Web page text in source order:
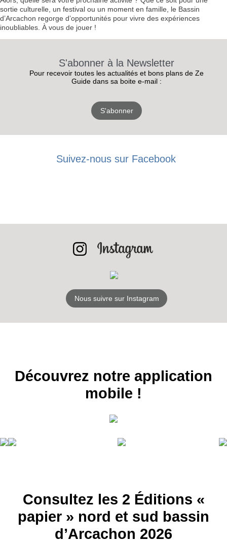
S'ABONNER
sortie culturelle, un festival ou un moment en famille, le Bassin
d’Arcachon regorge d’opportunités pour vivre des expériences
inoubliables. À vous de jouer !
S'abonner à la Newsletter
Pour recevoir toutes les actualités et bons plans de Ze
Guide dans sa boite e-mail :
S'abonner
Suivez-nous sur Facebook
Nous suivre sur Instagram
Découvrez notre application
mobile !
Consultez les 2 Éditions «
papier » nord et sud bassin
d’Arcachon 2026